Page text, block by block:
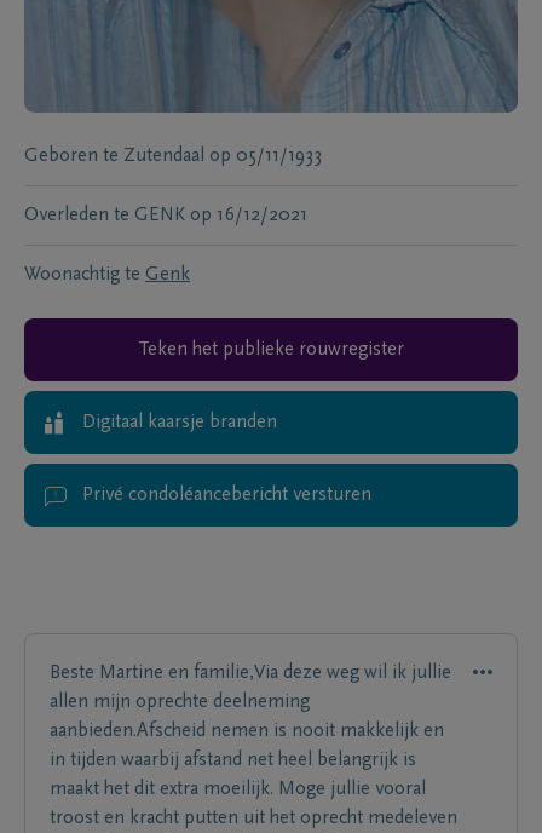
Geboren te Zutendaal op 05/11/1933
Overleden te GENK op 16/12/2021
Woonachtig te Genk
Teken het publieke rouwregister
Digitaal kaarsje branden
Privé condoléancebericht versturen
Beste Martine en familie,Via deze weg wil ik jullie
allen mijn oprechte deelneming
aanbieden.Afscheid nemen is nooit makkelijk en
in tijden waarbij afstand net heel belangrijk is
maakt het dit extra moeilijk. Moge jullie vooral
troost en kracht putten uit het oprecht medeleven